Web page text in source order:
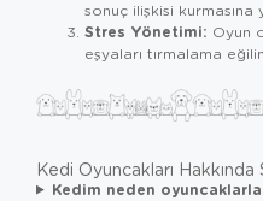
sonuç ilişkisi kurmasına
Stres Yönetimi: Oyun
eşyaları tırmalama
Kedi Oyuncakları Hakkında
Kedim neden oyuncaklarla